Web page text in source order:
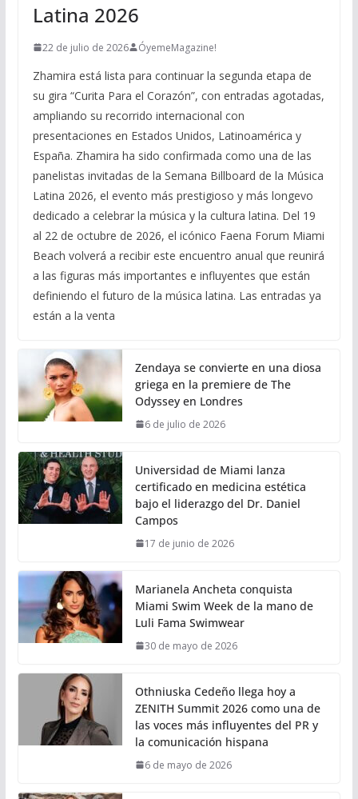
Latina 2026
22 de julio de 2026 ÓyemeMagazine!
Zhamira está lista para continuar la segunda etapa de
su gira “Curita Para el Corazón”, con entradas agotadas,
ampliando su recorrido internacional con
presentaciones en Estados Unidos, Latinoamérica y
España. Zhamira ha sido confirmada como una de las
panelistas invitadas de la Semana Billboard de la Música
Latina 2026, el evento más prestigioso y más longevo
dedicado a celebrar la música y la cultura latina. Del 19
al 22 de octubre de 2026, el icónico Faena Forum Miami
Beach volverá a recibir este encuentro anual que reunirá
a las figuras más importantes e influyentes que están
definiendo el futuro de la música latina. Las entradas ya
están a la venta
Zendaya se convierte en una diosa
griega en la premiere de The
Odyssey en Londres
6 de julio de 2026
Universidad de Miami lanza
certificado en medicina estética
bajo el liderazgo del Dr. Daniel
Campos
17 de junio de 2026
Marianela Ancheta conquista
Miami Swim Week de la mano de
Luli Fama Swimwear
30 de mayo de 2026
Othniuska Cedeño llega hoy a
ZENITH Summit 2026 como una de
las voces más influyentes del PR y
la comunicación hispana
6 de mayo de 2026